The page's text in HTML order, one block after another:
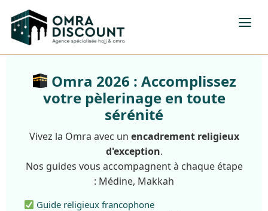
Omra 2026 : Accomplissez
votre pèlerinage en toute
sérénité
Vivez la Omra avec un encadrement religieux
d'exception.
Nos guides vous accompagnent à chaque étape
: Médine, Makkah
Guide religieux francophone